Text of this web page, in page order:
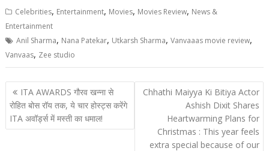
Celebrities, Entertainment, Movies, Movies Review, News &
Entertainment
Anil Sharma, Nana Patekar, Utkarsh Sharma,Vanvaaas movie review,
Vanvaas, Zee studio
Post
navigation
ITA AWARDS गौरव खन्ना से
रोहित बोस रॉय तक, ये चार होस्ट्स करेंगे
ITA अवॉर्ड्स में मस्ती का धमाल!
Chhathi Maiyya Ki Bitiya Actor
Ashish Dixit Shares
Heartwarming Plans for
Christmas : This year feels
extra special because of our